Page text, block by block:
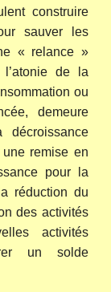
construire
sauver les
« relance »
de la
ou
demeure
décroissance
remise en
pour la
réduction du
des activités
activités
un solde